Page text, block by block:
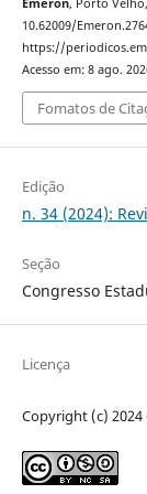
10.62009/
https://
Acesso em: 8 ago.
Fomatos de
Edição
n. 34 (2024):
Seção
Congresso
Licença
Copyright (c) 2024